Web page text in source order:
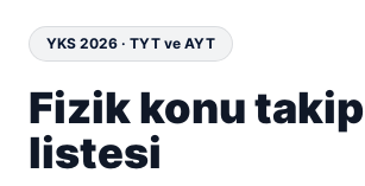
YKS 2026 · TYT ve AYT
Fizik konu takip
listesi